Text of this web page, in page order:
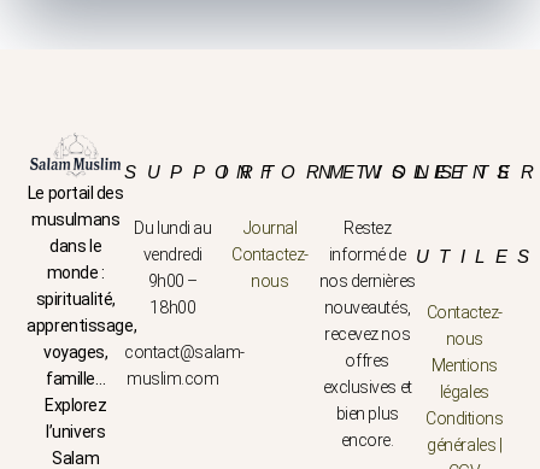
Le portail des
musulmans
dans le
monde :
spiritualité,
apprentissage,
voyages,
famille…
Explorez
l’univers
Salam
SUPPORT
Du lundi au
vendredi
9h00 –
18h00
contact@salam-
muslim.com
INFORMTIONS
Journal
Contactez-
nous
Restez
informé de
nos dernières
nouveautés,
recevez nos
offres
exclusives et
bien plus
encore.
LIENS
UTILES
Contactez-
nous
Mentions
légales
Conditions
générales |